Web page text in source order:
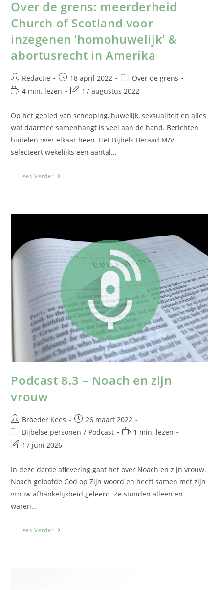
Over de grens: meerderheid
Church of Scotland voor
inzegenen ‘homohuwelijk’ &
abortusrecht in Amerika
Redactie 18 april 2022
Over de grens
4 min. lezen
17 augustus 2022
Op het gebied van schepping, huwelijk, seksualiteit en alles
wat daarmee samenhangt is veel aan de hand. Berichten
buitelen over elkaar heen. Het Bijbels Beraad M/V
selecteert wekelijks een aantal…
Lees Verder
Podcast 8.3 – Noach en zijn
vrouw
Broeder Kees
26 maart 2022
Bijbelse personen / Podcast
1 min. lezen
17 juni 2026
In deze derde aflevering gaat het over Noach en zijn vrouw.
Noach geloofde God op Zijn woord en heeft samen met zijn
vrouw afhankelijkheid geleerd. Ze stonden alleen en
waren…
Lees Verder